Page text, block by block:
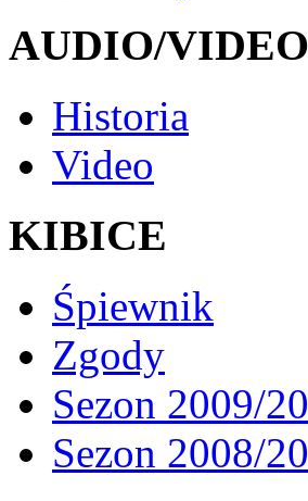
AUDIO/VIDEO
Historia
Video
KIBICE
Śpiewnik
Zgody
Sezon 2009/
Sezon 2008/